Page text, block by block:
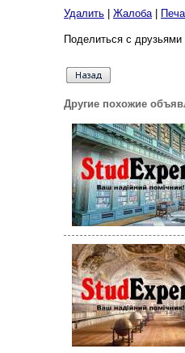
Удалить Жалоба|
Поделиться с
Другие похожие